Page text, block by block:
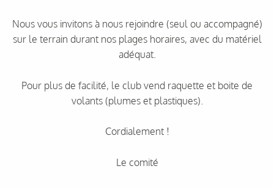
Nous vous invitons à nous rejoindre (seul ou accompagné)
sur le terrain durant nos plages horaires, avec du matériel
adéquat.
Pour plus de facilité, le club vend raquette et boite de
volants (plumes et plastiques).
Cordialement !
Le comité